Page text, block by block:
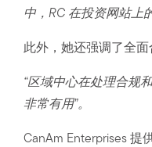
中，RC 在投资网站上
此外，她还强调了全面
“区域中心在处理合规
非常有用”。
CanAm Enterprises 提